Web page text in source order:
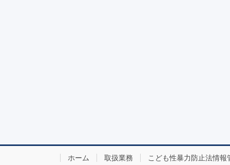
ホーム 取扱業務 こども性暴力防止法情報